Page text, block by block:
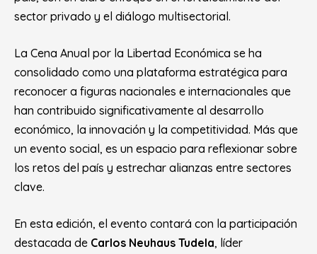
sector privado y el diálogo multisectorial.
La Cena Anual por la Libertad Económica se ha
consolidado como una plataforma estratégica para
reconocer a figuras nacionales e internacionales que
han contribuido significativamente al desarrollo
económico, la innovación y la competitividad. Más que
un evento social, es un espacio para reflexionar sobre
los retos del país y estrechar alianzas entre sectores
clave.
En esta edición, el evento contará con la participación
destacada de Carlos Neuhaus Tudela, líder